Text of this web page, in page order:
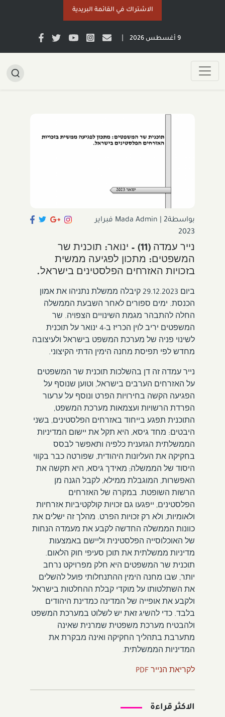
الاشتراك في القائمة البريدية
9 أغسطس 2026
بواسطةMada Admin
2 فبراير
2023
נייר עמדה (11) – ינואר: תוכנית שר
המשפטים: מתכון לפגיעה ממשית
בזכויות האזרחים הפלסטינים בישראל.
ביום 29.12.2023 קיבלה ממשלת נתניהו את אמון
הכנסת. ימים ספורים לאחר השבעת הממשלה
החלה להתבהר מגמת השינויים הצפויה. שר
המשפטים יריב לוין הכריז ב-4 ינואר על תוכנית
לשינוי פניה של מערכת המשפט בישראל ולעיצובה
מחדש לפי תפיסת מחנה הימין הדתי הקיצוני.
נייר עמדה זה דן בהשלכות תוכנית שר המשפטים
על האזרחים הערבים בישראל, וטוען שנוסף על
הפגיעה הקשה בחירויות הפרט ונוסף על ערעור
הפרדת הרשויות ועצמאות מערכת המשפט,
התוכנית תפגע בייחוד באזרחים הפלסטינים, בשני
היבטים: מחד גיסא, היא תקל את יישום המדיניות
הממשלתית הגזענית כלפיה ותאפשר לבסס
בחקיקה את העליונות היהודית, שפורטה כבר בקווי
היסוד של הממשלה; מאידך גיסא, היא תקשה את
האפשרות, המוגבלת ממילא, לקבל הגנה מן
הרשות השופטת. במקרה של האזרחים
הפלסטינים, ייפגעו גם זכויות קולקטיביות אזרחיות
ולאומיות, ולא רק זכויות הפרט. מהלך זה ישלים את
כוונות הממשלה החדשה לקבע את מעמדה הנחות
של האוכלוסייה הפלסטינית וליישם באמצעות
מדיניות ממשלתית את תוכן סעיפי חוק הלאום.
תוכנית שר המשפטים היא חלק מפרויקט נרחב
יותר, שבו מחנה הימין ההתנחלותי פועל להשלים
את השתלטותו על מוקדי קבלת ההחלטות בישראל
ולקבע את אופייה של המדינה כמדינת היהודים
בלבד. כדי להשיג זאת יש לשלוט במערכת המשפט
ולהבטיח מערכת משפטית שמרנית שאינה
מתערבת בתהליך החקיקה ואינה מבקרת את
המדיניות הממשלתית.
לקריאת הנייר PDF
الاكثر قراءة